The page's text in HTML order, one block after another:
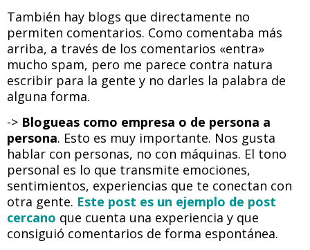
También hay blogs que directamente no
permiten comentarios. Como comentaba más
arriba, a través de los comentarios «entra»
mucho spam, pero me parece contra natura
escribir para la gente y no darles la palabra de
alguna forma.
-> Blogueas como empresa o de persona a
persona. Esto es muy importante. Nos gusta
hablar con personas, no con máquinas. El tono
personal es lo que transmite emociones,
sentimientos, experiencias que te conectan con
otra gente. Este post es un ejemplo de post
cercano que cuenta una experiencia y que
consiguió comentarios de forma espontánea.